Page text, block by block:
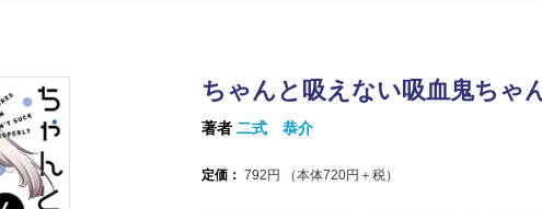
ちゃんと吸えない吸血鬼ち
著者 二式 恭介
定価： 792 円 （本体720円＋税）